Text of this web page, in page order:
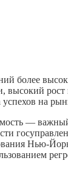
более
высокий рост
на
—
Нью-